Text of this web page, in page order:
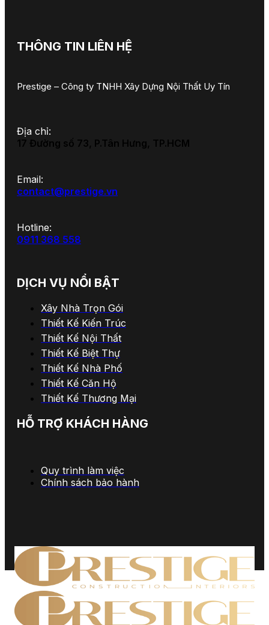
THÔNG TIN LIÊN HỆ
Prestige – Công ty TNHH Xây Dựng Nội Thất Uy Tín
Địa chỉ:
17 Đường số 73, P.Tân Hưng, TP.HCM
Email:
contact@prestige.vn
Hotline:
0911 368 558
DỊCH VỤ NỔI BẬT
Xây Nhà Trọn Gói
Thiết Kế Kiến Trúc
Thiết Kế Nội Thất
Thiết Kế Biệt Thự
Thiết Kế Nhà Phố
Thiết Kế Căn Hộ
Thiết Kế Thương Mại
HỖ TRỢ KHÁCH HÀNG
Quy trình làm việc
Chính sách bảo hành